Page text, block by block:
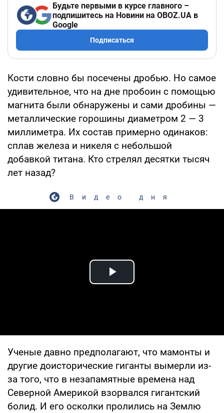
Будьте первыми в курсе главного –
подпишитесь на Новини на OBOZ.UA в
Google
Подписаться
Кости словно бы посечены дробью. Но самое
удивительное, что на дне пробоин с помощью
магнита были обнаружены и сами дробины —
металлические горошины диаметром 2 — 3
миллиметра. Их состав примерно одинаков:
сплав железа и никеля с небольшой
добавкой титана. Кто стрелял десятки тысяч
лет назад?
Видео дня
Play Video
Ученые давно предполагают, что мамонты и
другие доисторические гиганты вымерли из-
за того, что в незапамятные времена над
Северной Америкой взорвался гигантский
болид. И его осколки пролились на Землю